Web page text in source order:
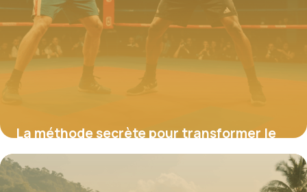
La méthode secrète pour transformer le
confort, la sécurité et la performance de
votre boxe équestre grâce aux tapis